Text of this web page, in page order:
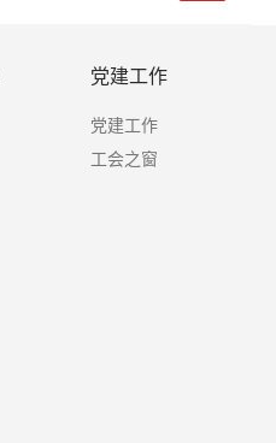
党建工作
党建工作
工会之窗